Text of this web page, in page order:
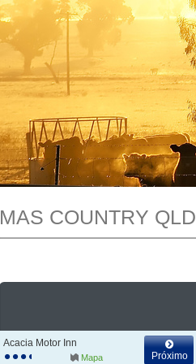
MAS COUNTRY QLD
Acacia Motor Inn
Mapa Próximo